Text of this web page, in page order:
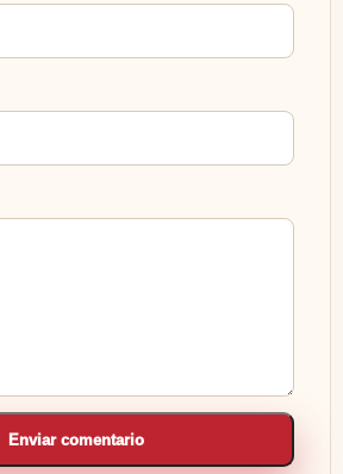
Enviar comentario